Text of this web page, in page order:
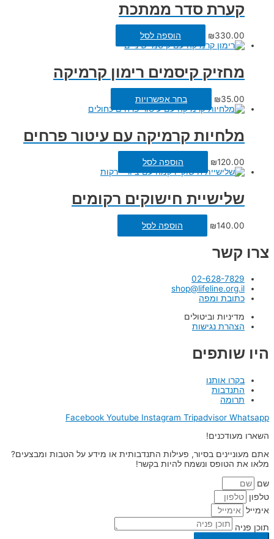
קערת סדר ממתכת
₪330.00 הוספה לסל
מחזיק קיסמים רימון קרמיקה
₪35.00 בחר אפשרויות
מלחיות קרמיקה עם עיטור פרחים
₪120.00 הוספה לסל
שלישיית חישוקים רקומים
₪140.00 הוספה לסל
צרו קשר
02-628-7829
shop@lifeline.org.il
כתובת ומפה
מדיניות וביטולים
הצהרת נגישות
היו שותפים
בקרו אותנו
התנדבות
תרומה
Facebook Youtube Instagram Tripadvisor Whatsapp
השארו מעודכנים!
אתם מעוניינים בסיור, פעילות התנדבותית או מידע על הטבות ומבצעים?
מלאו את הטופס ונשמח להיות בקשר!
שם
טלפון
אימייל
תוכן פניה